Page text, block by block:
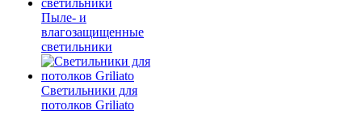
Пыле- и
влагозащищенные
светильники
Светильники для
потолков Griliato